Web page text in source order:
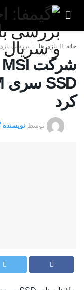
خانه بازی ها بررسی
کرد
توسط نویسنده